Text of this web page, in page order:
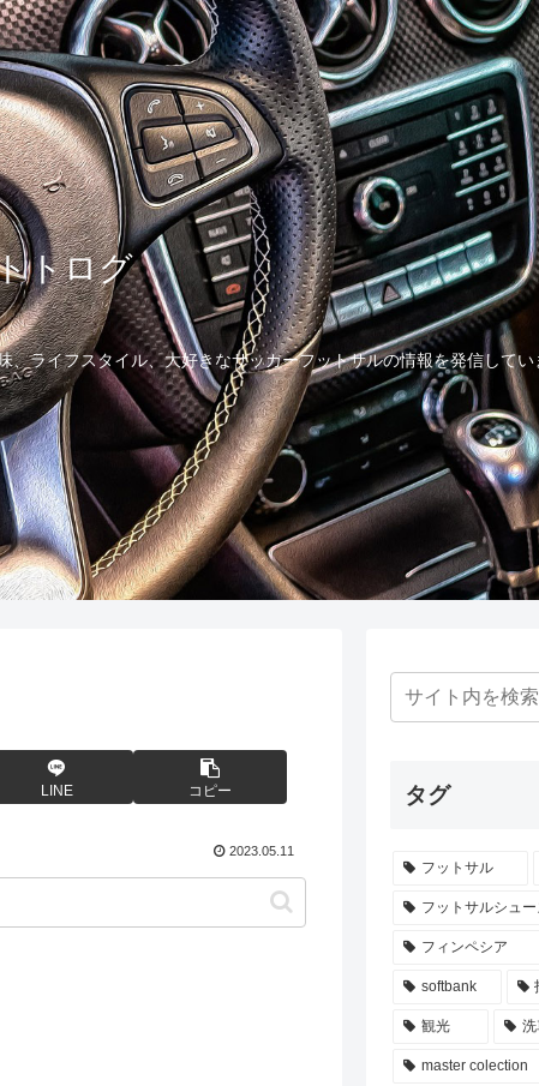
トログ
ライフスタイル、大好きなサッカーフットサルの情報を発信してい
LINE コピー
2023.05.11
タグ
フットサル
フットサルシュ
フィンペシア
softbank
観光 洗
master colection